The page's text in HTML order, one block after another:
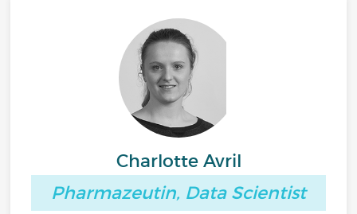
Charlotte Avril
Pharmazeutin, Data Scientist